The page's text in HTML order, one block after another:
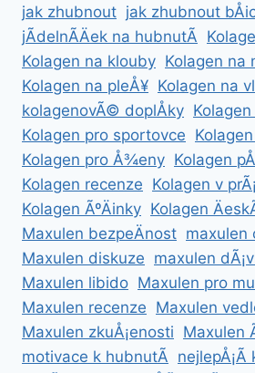
jak zhubnout jak zhubnout
jÃ­delnÃ­Äek na hubnutÃ­
Kolagen na klouby Kolagen na
Kolagen na pleÅ¥ Kolagen na
kolagenovÃ© doplÅky
Kolagen pro sportovce
Kolagen pro Å¾eny Kolagen
Kolagen recenze Kolagen v
Kolagen ÃºÄinky Kolagen
Maxulen bezpeÄnost maxulen
Maxulen diskuze maxulen
Maxulen libido Maxulen pro
Maxulen recenze Maxulen
Maxulen zkuÅ¡enosti Maxulen
motivace k hubnutÃ­ nejlepÅ¡Ã­